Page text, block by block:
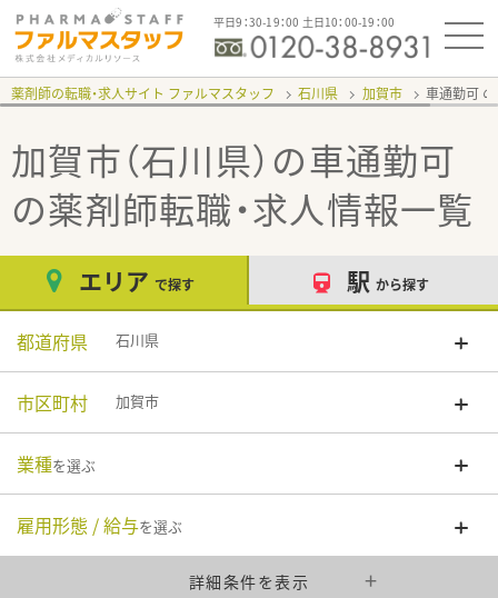
平日9：30-19：00 土日10：00-19：00
薬剤師の転職・求人サイト ファルマスタッフ 石川県 加賀市 車通勤可
加賀市（石川県）の車通勤可
の薬剤師転職・求人情報一覧
エリア で探す 駅 から探す
都道府県 石川県
市区町村 加賀市
業種を選ぶ
雇用形態 / 給与を選ぶ
詳細条件を表示